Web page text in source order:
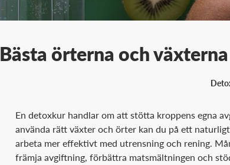
Bästa örterna och
En detoxkur handlar om att stötta kroppens egna
använda rätt växter och örter kan du på ett
arbeta mer effektivt med utrensning och rening.
främja avgiftning, förbättra matsmältningen och